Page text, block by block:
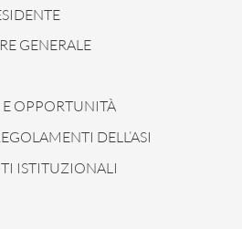
GENERALE
OPPORTUNITÀ
DELL’ASI
ISTITUZIONALI